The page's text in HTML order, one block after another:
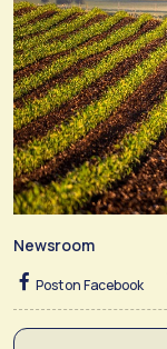
Newsroom
Post on Facebook